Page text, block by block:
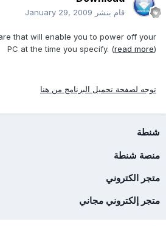
قام بنشر January 29, 2009
that will enable you to power off your
PC at the time you specify. (read more
توجه لصفحة تحميل البرنامج من هنا
شنطة
منصة شنطة
متجر الكتروني
متجر إلكتروني مجاني